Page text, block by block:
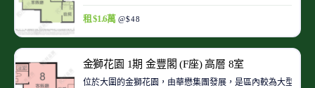
租 $1.6萬 @$48
金獅花園 1期 金豐閣 (F座) 高層 8室
位於大圍的金獅花園，由華懋集團發展，是區內較為大型的